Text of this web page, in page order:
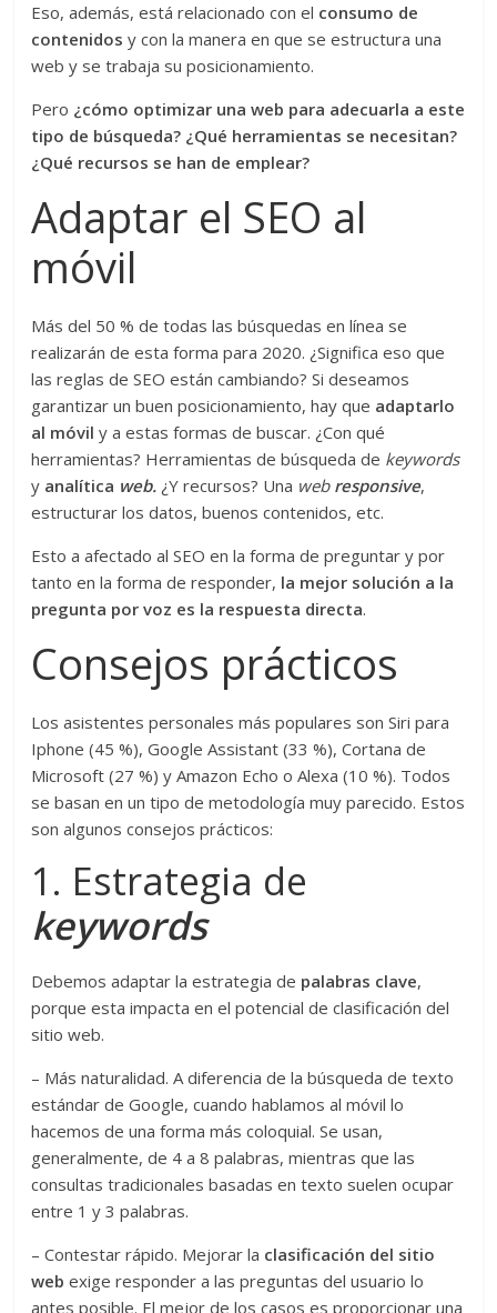
Eso, además, está relacionado con el consumo de
contenidosy con la manera en que se estructura una
web y se trabaja su posicionamiento.
Pero ¿cómo optimizar una web para adecuarla a este
tipo de búsqueda? ¿Qué herramientas se necesitan?
¿Qué recursos se han de emplear?
Adaptar el SEO al
móvil
Más del 50 % de todas las búsquedas en línea se
realizarán de esta forma para 2020. ¿Significa eso que
las reglas de SEO están cambiando? Si deseamos
garantizar un buen posicionamiento, hay que adaptarlo
al móvily a estas formas de buscar. ¿Con qué
herramientas? Herramientas de búsqueda de keywords
y analítica web. ¿Y recursos? Una web responsive,
estructurar los datos, buenos contenidos, etc.
Esto a afectado al SEO en la forma de preguntar y por
tanto en la forma de responder, la mejor solución a la
pregunta por voz es la respuesta directa.
Consejos prácticos
Los asistentes personales más populares son Siri para
Iphone (45 %), Google Assistant (33 %), Cortana de
Microsoft (27 %) y Amazon Echo o Alexa (10 %). Todos
se basan en un tipo de metodología muy parecido. Estos
son algunos consejos prácticos:
1. Estrategia de
keywords
Debemos adaptar la estrategia de palabras clave,
porque esta impacta en el potencial de clasificación del
sitio web.
– Más naturalidad. A diferencia de la búsqueda de texto
estándar de Google, cuando hablamos al móvil lo
hacemos de una forma más coloquial. Se usan,
generalmente, de 4 a 8 palabras, mientras que las
consultas tradicionales basadas en texto suelen ocupar
entre 1 y 3 palabras.
– Contestar rápido. Mejorar la clasificación del sitio
web exige responder a las preguntas del usuario lo
antes posible. El mejor de los casos es proporcionar una